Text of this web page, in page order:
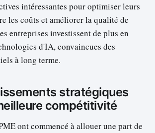
intéressantes pour optimiser leurs
les coûts et améliorer la qualité de
entreprises investissent de plus en
d'IA, convaincues des
à long terme.
stratégiques
compétitivité
ont commencé à allouer une part de